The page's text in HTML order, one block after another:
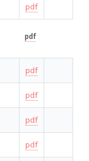
pdf
pdf
pdf
pdf
pdf
pdf